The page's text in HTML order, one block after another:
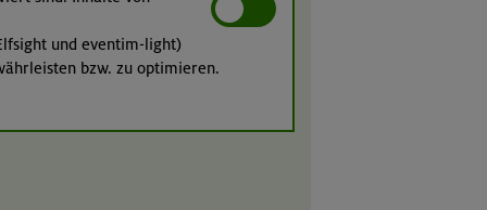
und eventim-light)
bzw. zu optimieren.